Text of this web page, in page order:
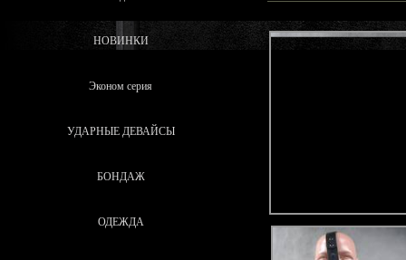
НОВИНКИ
Эконом серия
УДАРНЫЕ ДЕВАЙСЫ
БОНДАЖ
ОДЕЖДА